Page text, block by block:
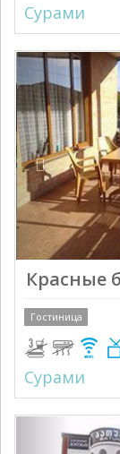
Сурами
Previous
Красные
Гостиница
Сурами
Previous